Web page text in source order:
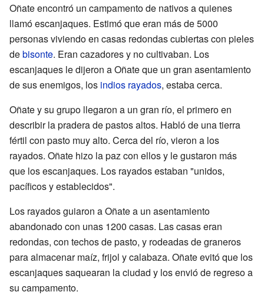
Oñate encontró un campamento de nativos a quienes
llamó escanjaques. Estimó que eran más de 5000
personas viviendo en casas redondas cubiertas con pieles
debisonte. Eran cazadores y no cultivaban. Los
escanjaques le dijeron a Oñate que un gran asentamiento
de sus enemigos, los indios rayados, estaba cerca.
Oñate y su grupo llegaron a un gran río, el primero en
describir la pradera de pastos altos. Habló de una tierra
fértil con pasto muy alto. Cerca del río, vieron a los
rayados. Oñate hizo la paz con ellos y le gustaron más
que los escanjaques. Los rayados estaban "unidos,
pacíficos y establecidos".
Los rayados guiaron a Oñate a un asentamiento
abandonado con unas 1200 casas. Las casas eran
redondas, con techos de pasto, y rodeadas de graneros
para almacenar maíz, frijol y calabaza. Oñate evitó que los
escanjaques saquearan la ciudad y los envió de regreso a
su campamento.